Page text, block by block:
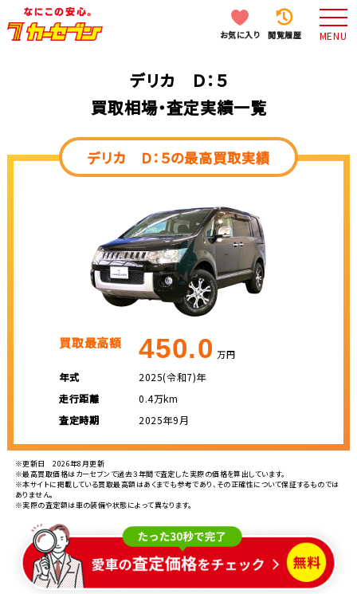
お気に入り 閲覧履歴 MENU
デリカ Ｄ：５
買取相場・査定実績一覧
デリカ Ｄ：５の最高買取実績
買取最高額 450.0 万円
年式
2025(令和7)年
走行距離
0.4万km
査定時期
2025年9月
※更新日 2026年8月更新
※最高買取価格はカーセブンで過去３年間で査定した実際の価格を算出しています。
※本サイトに掲載している買取最高額はあくまでも参考であり、その正確性について保証するものでは
ありません。
※実際の査定額は車の装備や状態によって異なります。